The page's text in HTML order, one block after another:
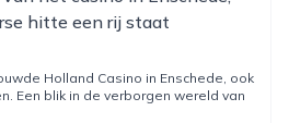
hitte een rij staat
Holland Casino in Enschede, ook
Een blik in de verborgen wereld van